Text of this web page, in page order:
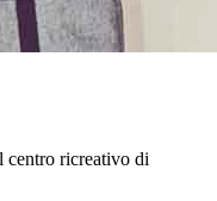
centro ricreativo di